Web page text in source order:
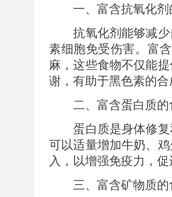
一、富含抗氧化剂
抗氧化剂能够减少
素细胞免受伤害。富
麻，这些食物不仅能
谢，有助于黑色素的合
二、富含蛋白质的
蛋白质是身体修复
可以适量增加牛奶、
入，以增强免疫力，促
三、富含矿物质的